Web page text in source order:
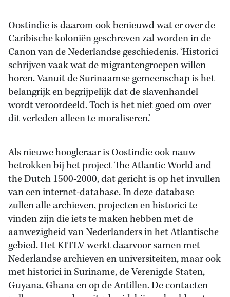
Oostindie is daarom ook benieuwd wat er over de
Caribische koloniën geschreven zal worden in de
Canon van de Nederlandse geschiedenis. ‘Historici
schrijven vaak wat de migrantengroepen willen
horen. Vanuit de Surinaamse gemeenschap is het
belangrijk en begrijpelijk dat de slavenhandel
wordt veroordeeld. Toch is het niet goed om over
dit verleden alleen te moraliseren.’
Als nieuwe hoogleraar is Oostindie ook nauw
betrokken bij het project The Atlantic World and
the Dutch 1500-2000, dat gericht is op het invullen
van een internet-database. In deze database
zullen alle archieven, projecten en historici te
vinden zijn die iets te maken hebben met de
aanwezigheid van Nederlanders in het Atlantische
gebied. Het KITLV werkt daarvoor samen met
Nederlandse archieven en universiteiten, maar ook
met historici in Suriname, de Verenigde Staten,
Guyana, Ghana en op de Antillen. De contacten